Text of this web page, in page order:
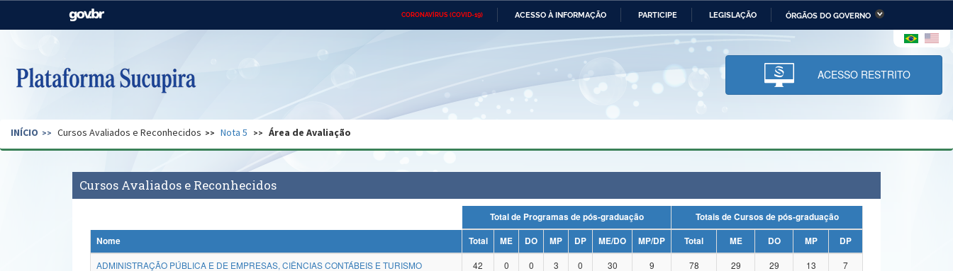
CORONAVÍRUS (COVID-19) ACESSO À INFORMAÇÃO PARTICIPE LEGISLAÇÃO ÓRGÃOS DO GOVERNO
Casa Civil Ministério das Relações Ministério da Economia Ministério da Infraestrutura
Pecuária e Abastecimento
Ministério da Ciência,
Tecnologia, Inovações e
Comunicações
Ministério do Desenvolvimento
Regional e dos Direitos Humanos
Secretaria de Governo Gabinete de Segurança Advocacia-Geral da União Banco Central do Brasil Planalto
ACESSO RESTRITO
INÍCIO Cursos Avaliados e Reconhecidos Nota 5 Área de Avaliação
Cursos Avaliados e Reconhecidos
Total de Programas de pós-graduação
Totais de Cursos de pós-graduação
Nome
Total ME DO MP DP ME/DO MP/DP Total ME DO MP
DP
ADMINISTRAÇÃO PÚBLICA E DE EMPRESAS, CIÊNCIAS CONTÁBEIS E TURISMO
42 0 0 3 0 30 9 78 29 29 13
7